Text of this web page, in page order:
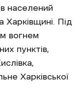
населений
Харківщині. Під
вогнем
пунктів,
Харківської